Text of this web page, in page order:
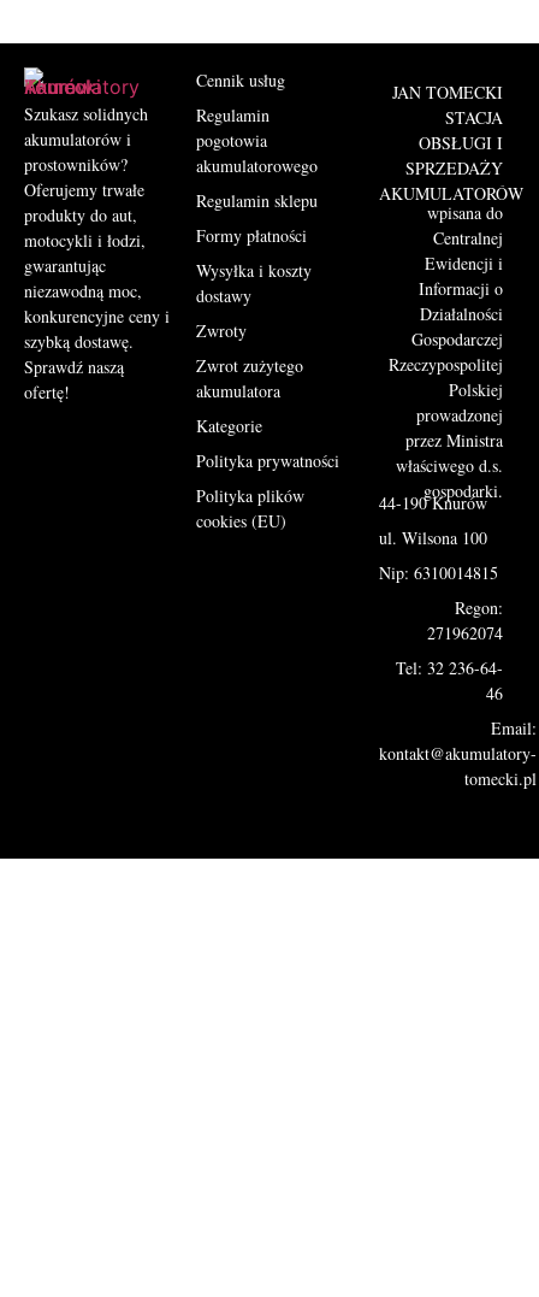
Szukasz solidnych
akumulatorów i
prostowników?
Oferujemy trwałe
produkty do aut,
motocykli i łodzi,
gwarantując
niezawodną moc,
konkurencyjne ceny i
szybką dostawę.
Sprawdź naszą
ofertę!
Cennik usług
Regulamin
pogotowia
akumulatorowego
Regulamin sklepu
Formy płatności
Wysyłka i koszty
dostawy
Zwroty
Zwrot zużytego
akumulatora
Kategorie
Polityka prywatności
Polityka plików
cookies (EU)
JAN TOMECKI
STACJA
OBSŁUGI I
SPRZEDAŻY
AKUMULATORÓW
wpisana do
Centralnej
Ewidencji i
Informacji o
Działalności
Gospodarczej
Rzeczypospolitej
Polskiej
prowadzonej
przez Ministra
właściwego d.s.
gospodarki.
44-190 Knurów
ul. Wilsona 100
Nip: 6310014815
Regon:
271962074
Tel: 32 236-64-
46
Email:
kontakt@akumulatory-
tomecki.pl